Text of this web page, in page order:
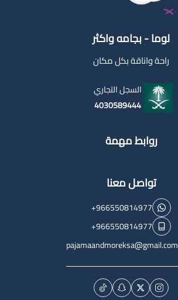
لوما - بجامه واكثر
راحة واناقة بكل مكان
السجل التجاري
4030589444
روابط مهمة
تواصل معنا
+966550814977
+966550814977
pajamaandmoreksa@gmail.com